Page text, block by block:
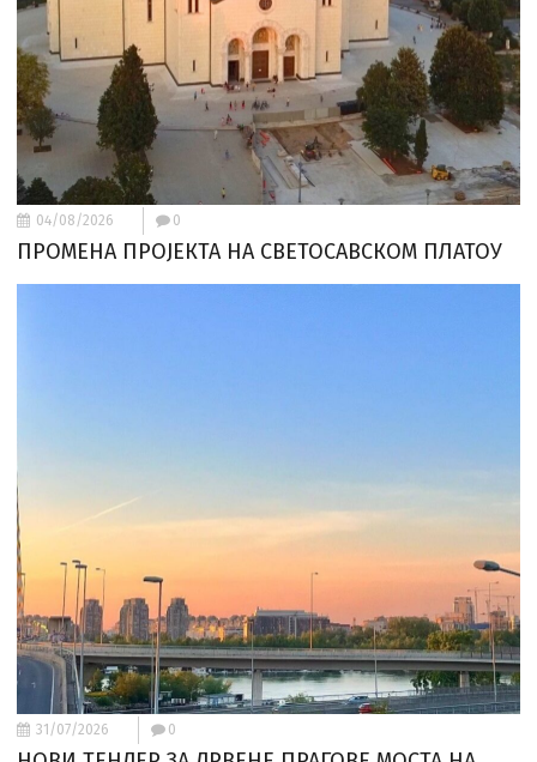
04/08/2026 0
ПРОМЕНА ПРОЈЕКТА НА СВЕТОСАВСКОМ ПЛАТОУ
31/07/2026 0